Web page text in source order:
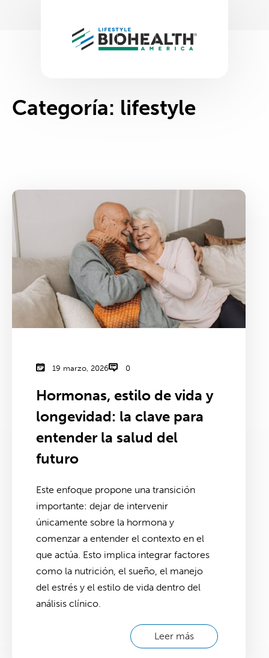
Categoría: lifestyle
19 marzo, 2026 0
Hormonas, estilo de vida y
longevidad: la clave para
entender la salud del
futuro
Este enfoque propone una transición
importante: dejar de intervenir
únicamente sobre la hormona y
comenzar a entender el contexto en el
que actúa. Esto implica integrar factores
como la nutrición, el sueño, el manejo
del estrés y el estilo de vida dentro del
análisis clínico.
Leer más